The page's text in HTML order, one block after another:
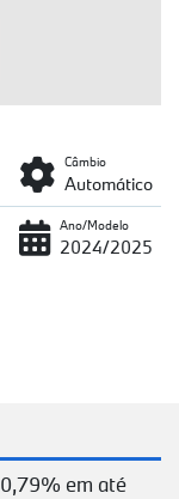
Câmbio
Automático
Ano/Modelo
2024/2025
em até